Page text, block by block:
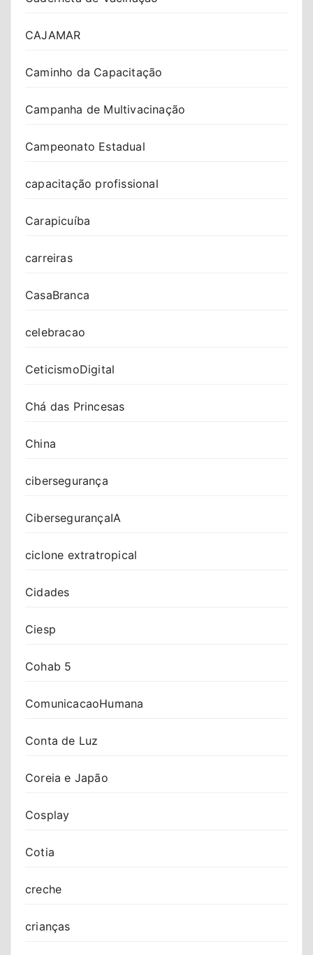
CAJAMAR
Caminho da Capacitação
Campanha de Multivacinação
Campeonato Estadual
capacitação profissional
Carapicuíba
carreiras
CasaBranca
celebracao
CeticismoDigital
Chá das Princesas
China
cibersegurança
CibersegurançaIA
ciclone extratropical
Cidades
Ciesp
Cohab 5
ComunicacaoHumana
Conta de Luz
Coreia e Japão
Cosplay
Cotia
creche
crianças